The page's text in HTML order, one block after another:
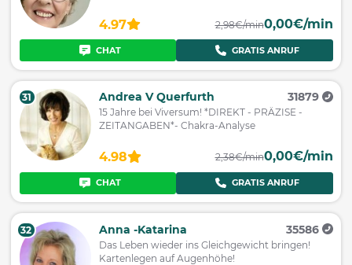
4.97 2,98€/min0,00€/min
CHAT GRATIS ANRUF
31 Andrea V Querfurth 31879
15 Jahre bei Viversum! *DIREKT - PRÄZISE -
ZEITANGABEN*- Chakra-Analyse
4.98 2,38€/min0,00€/min
CHAT GRATIS ANRUF
32 Anna -Katarina 35586
Das Leben wieder ins Gleichgewicht bringen!
Kartenlegen auf Augenhöhe!